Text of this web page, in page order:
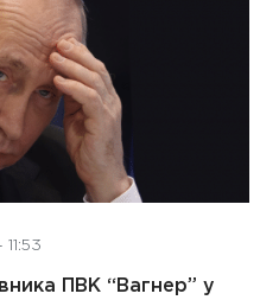
ПВК “Вагнер” у